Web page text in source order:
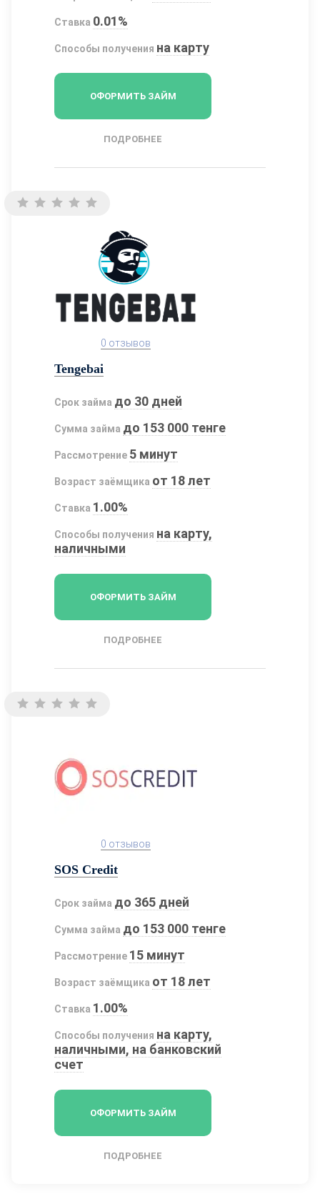
Ставка 0.01%
Способы получения на карту
ОФОРМИТЬ ЗАЙМ
ПОДРОБНЕЕ
0 отзывов
Tengebai
Срок займа до 30 дней
Сумма займа до 153 000 тенге
Рассмотрение 5 минут
Возраст заёмщика от 18 лет
Ставка 1.00%
Способы получения на карту,
наличными
ОФОРМИТЬ ЗАЙМ
ПОДРОБНЕЕ
0 отзывов
SOS Credit
Срок займа до 365 дней
Сумма займа до 153 000 тенге
Рассмотрение 15 минут
Возраст заёмщика от 18 лет
Ставка 1.00%
Способы получения на карту,
наличными, на банковский
счет
ОФОРМИТЬ ЗАЙМ
ПОДРОБНЕЕ